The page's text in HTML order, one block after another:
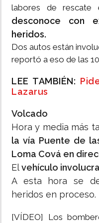
labores de rescate
desconoce con
heridos.
Dos autos están
reportó a eso de las
LEE TAMBIÉN:
Lazarus
Volcado
Hora y media más
la vía Puente de
Loma Cová en
Elvehículo
A esta hora se
heridos en proceso.
[VÍDEO] Los